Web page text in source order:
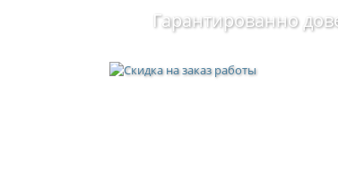
Гарантированно